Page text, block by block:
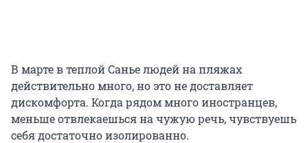
В марте в теплой Санье людей на пляжах
действительно много, но это не доставляет
дискомфорта. Когда рядом много иностранцев,
меньше отвлекаешься на чужую речь, чувствуешь
себя достаточно изолированно.